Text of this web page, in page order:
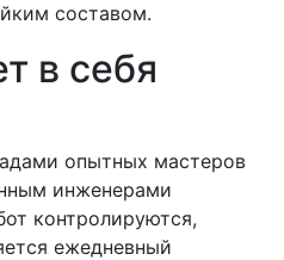
составом.
в себя
опытных мастеров
инженерами
контролируются,
ежедневный